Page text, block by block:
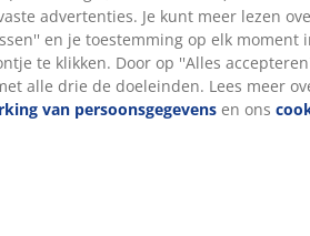
100
STANDARD 100-
dat elk onderdeel is getest
TEX®-instituten en voldoet
schadelijke stoffen.